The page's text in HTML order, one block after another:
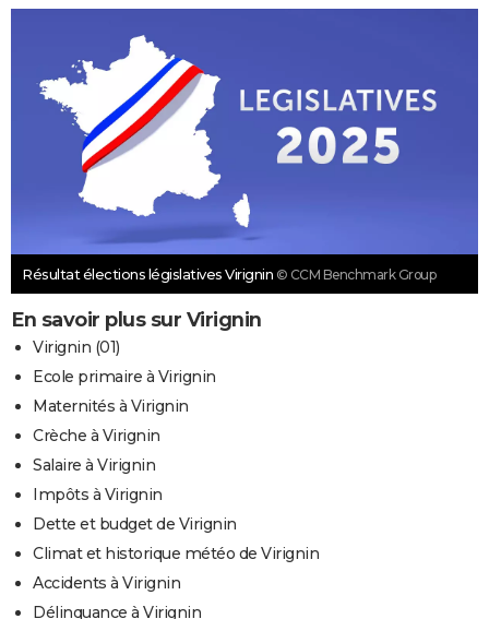
Résultat élections législatives Virignin © CCM Benchmark Group
En savoir plus sur Virignin
Virignin (01)
Ecole primaire à Virignin
Maternités à Virignin
Crèche à Virignin
Salaire à Virignin
Impôts à Virignin
Dette et budget de Virignin
Climat et historique météo de Virignin
Accidents à Virignin
Délinquance à Virignin